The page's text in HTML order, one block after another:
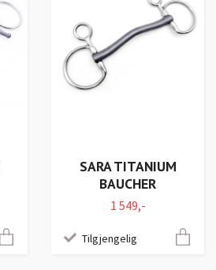
SARA TITANIUM
BAUCHER
1 549,-
Tilgjengelig